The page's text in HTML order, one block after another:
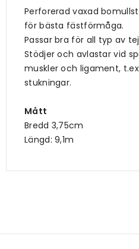
Perforerad vaxad
för bästa fästförmåga.
Passar bra för all typ av
Stödjer och avlastar vid
muskler och ligament,
stukningar.
Mått
Bredd 3,75cm
Längd: 9,1m